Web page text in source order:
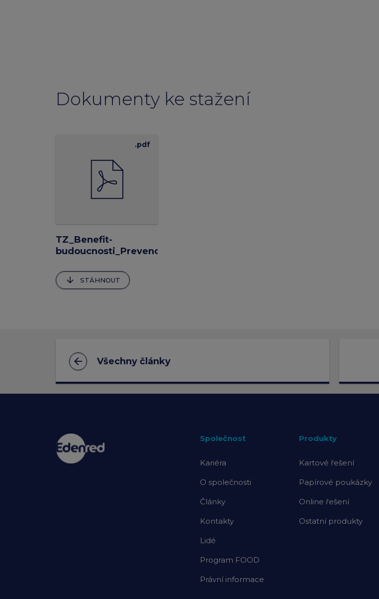
Dokumenty ke stažení
.pdf
TZ_Benefit-
budoucnosti_Prevence_Zdravotni-
arrow_downward STÁHNOUT
arrow_back Všechny články
Společnost
Kariéra
O společnosti
Články
Kontakty
Lidé
Program FOOD
Právní informace
Produkty
Kartové řešení
Papírové poukázky
Online řešení
Ostatní produkty